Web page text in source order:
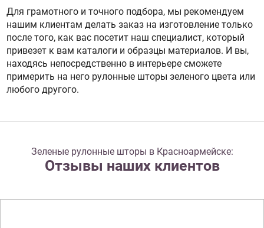
Для грамотного и точного подбора, мы рекомендуем
нашим клиентам делать заказ на изготовление только
после того, как вас посетит наш специалист, который
привезет к вам каталоги и образцы материалов. И вы,
находясь непосредственно в интерьере сможете
примерить на него рулонные шторы зеленого цвета или
любого другого.
Зеленые рулонные шторы в Красноармейске:
Отзывы наших клиентов